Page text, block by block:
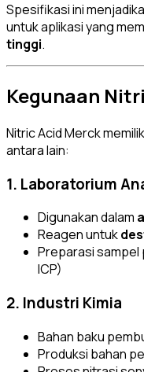
Spesifikasi ini
untuk aplikasi yang
tinggi.
Kegunaan
Nitric Acid Merck
antara lain:
1. Laboratorium
Digunakan dalam
Reagen untuk
Preparasi sampel
ICP)
2. Industri Kimia
Bahan baku
Produksi bahan